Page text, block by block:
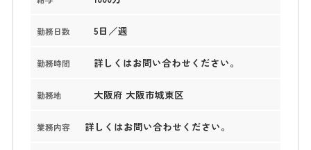
勤務日数 5日／週
勤務時間 詳しくはお問い合わせください。
勤務地 大阪府 大阪市城東区
業務内容 詳しくはお問い合わせください。